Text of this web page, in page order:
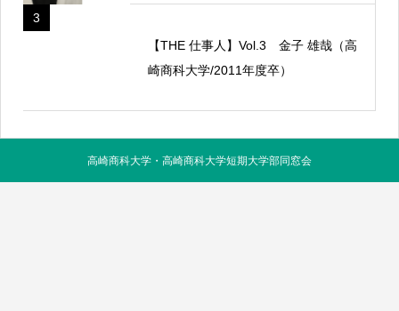
3
【THE 仕事人】Vol.3 金子 雄哉（高
崎商科大学/2011年度卒）
高崎商科大学・高崎商科大学短期大学部同窓会